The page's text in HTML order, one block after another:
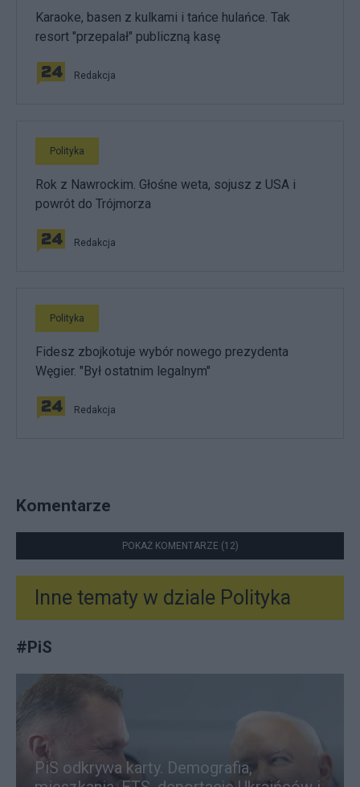
Karaoke, basen z kulkami i tańce hulańce. Tak
resort "przepalał" publiczną kasę
Redakcja
Polityka
Rok z Nawrockim. Głośne weta, sojusz z USA i
powrót do Trójmorza
Redakcja
Polityka
Fidesz zbojkotuje wybór nowego prezydenta
Węgier. "Był ostatnim legalnym"
Redakcja
Komentarze
POKAŻ KOMENTARZE (12)
Inne tematy w dziale Polityka
#PiS
PiS odkrywa karty. Demografia,